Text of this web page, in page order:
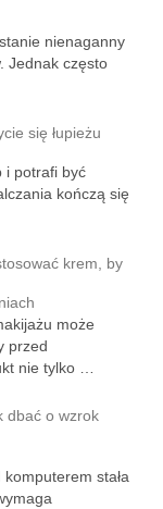
nienaganny
Jednak często
się łupieżu
i potrafi być
kończą się
krem, by
może
przed
nie tylko …
dbać o wzrok
stała